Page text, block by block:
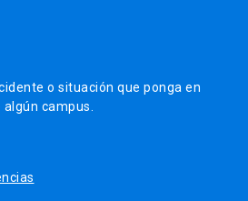
o situación que ponga en
campus.